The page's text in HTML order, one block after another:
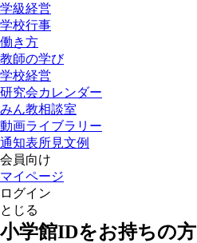
学級経営
学校行事
働き方
教師の学び
学校経営
研究会カレンダー
みん教相談室
動画ライブラリー
通知表所見文例
会員向け
マイページ
ログイン
とじる
小学館IDをお持ちの